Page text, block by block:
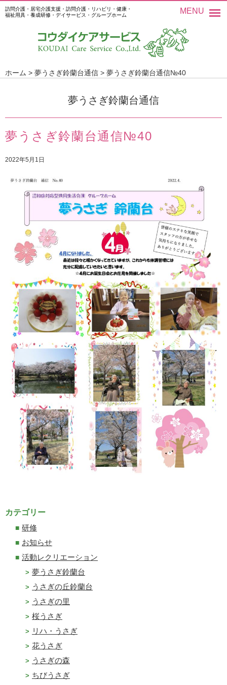
訪問介護・居宅介護支援・訪問介護・リハビリ・健康・
福祉用具・養成研修・デイサービス・グループホーム
MENU
ホーム > 夢うさぎ鈴蘭台通信 > 夢うさぎ鈴蘭台通信№40
夢うさぎ鈴蘭台通信
夢うさぎ鈴蘭台通信№40
2022年5月1日
カテゴリー
研修
お知らせ
活動レクリエーション
夢うさぎ鈴蘭台
うさぎの丘鈴蘭台
うさぎの里
桜うさぎ
リハ・うさぎ
花うさぎ
うさぎの森
ちびうさぎ